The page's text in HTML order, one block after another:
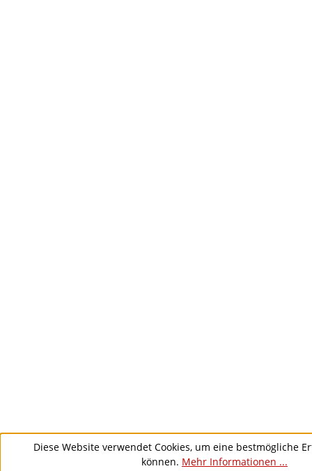
Diese Website verwendet Cookies, um eine bestmögliche
können. Mehr Informationen ...